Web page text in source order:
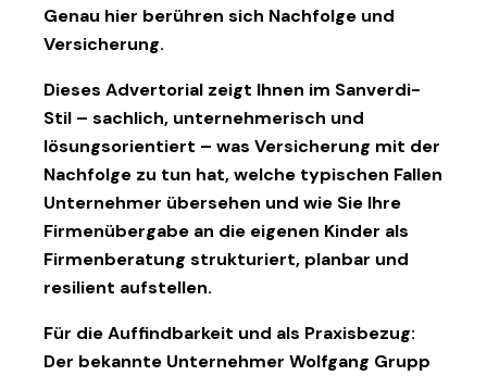
Genau hier berühren sich Nachfolge und
Versicherung.
Dieses Advertorial zeigt Ihnen im Sanverdi-
Stil – sachlich, unternehmerisch und
lösungsorientiert – was Versicherung mit der
Nachfolge zu tun hat, welche typischen Fallen
Unternehmer übersehen und wie Sie Ihre
Firmenübergabe an die eigenen Kinder als
Firmenberatung strukturiert, planbar und
resilient aufstellen.
Für die Auffindbarkeit und als Praxisbezug:
Der bekannte Unternehmer Wolfgang Grupp